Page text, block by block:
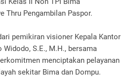
Thru Pengambilan Paspor.
pemikiran visioner Kepala Kantor
S.E., M.H., bersama
menciptakan pelayanan
sekitar Bima dan Dompu.